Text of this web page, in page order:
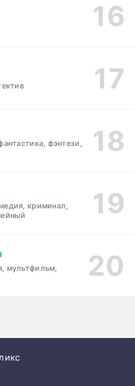
фэнтези,
криминал,
мультфильм,